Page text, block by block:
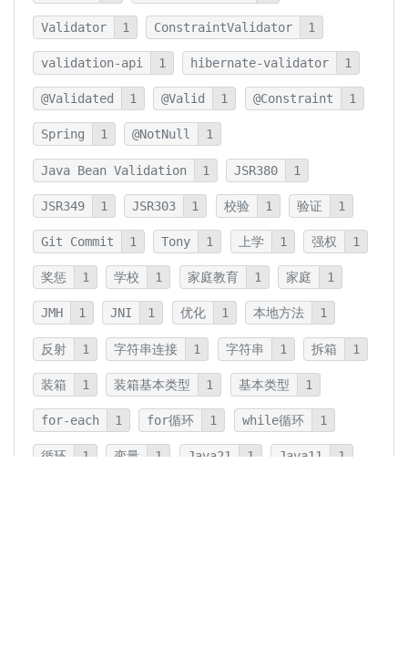
Validator 1 ConstraintValidator 1
validation-api 1 hibernate-validator 1
@Validated 1 @Valid 1 @Constraint 1
Spring 1 @NotNull 1
Java Bean Validation 1 JSR380 1
JSR349 1 JSR303 1 校验 1 验证 1
Git Commit 1 Tony 1 上学 1 强权 1
奖惩 1 学校 1 家庭教育 1 家庭 1
JMH 1 JNI 1 优化 1 本地方法 1
反射 1 字符串连接 1 字符串 1 拆箱 1
装箱 1 装箱基本类型 1 基本类型 1
for-each 1 for循环 1 while循环 1
循环 1 变量 1 Java21 1 Java11 1